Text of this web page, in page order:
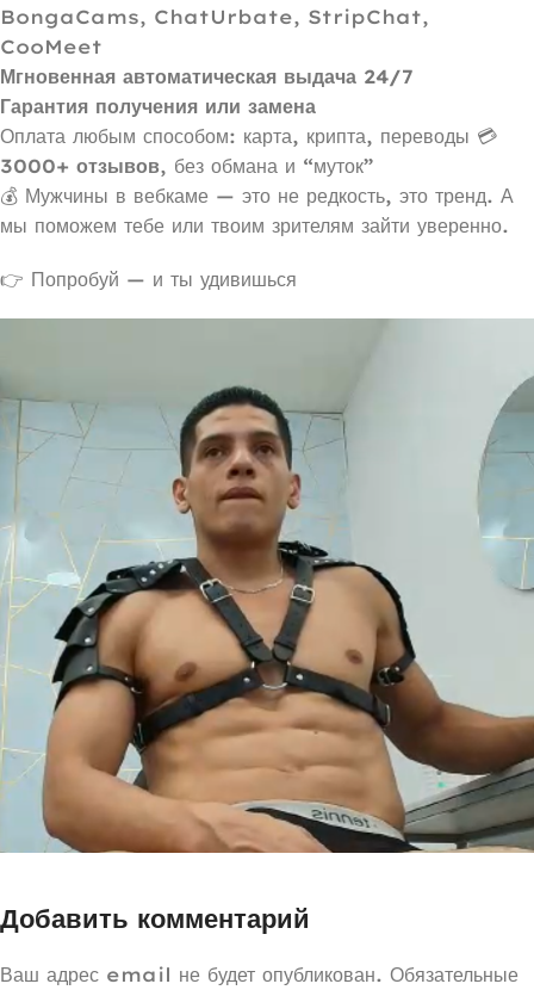
BongaCams, ChatUrbate, StripChat,
CooMeet
Мгновенная автоматическая выдача 24/7
Гарантия получения или замена
Оплата любым способом: карта, крипта, переводы 💳
3000+ отзывов, без обмана и “муток”
💰 Мужчины в вебкаме — это не редкость, это тренд. А
мы поможем тебе или твоим зрителям зайти уверенно.
👉 Попробуй — и ты удивишься
Добавить комментарий
Ваш адрес email не будет опубликован. Обязательные